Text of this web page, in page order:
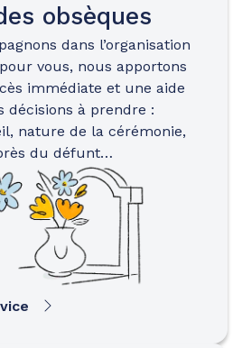
obsèques
dans l’organisation
vous, nous apportons
immédiate et une aide
décisions à prendre :
nature de la cérémonie,
du défunt…